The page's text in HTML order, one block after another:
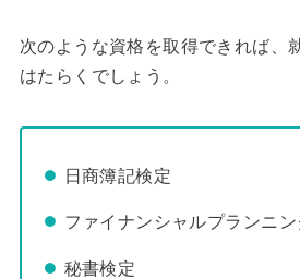
次のような資格を取得できれば、
はたらくでしょう。
日商簿記検定
ファイナンシャルプランニ
秘書検定